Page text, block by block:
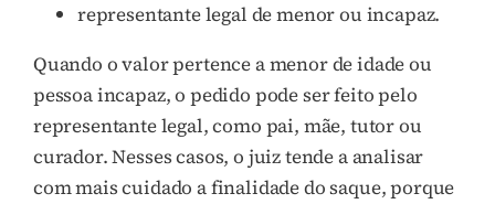
representante legal de menor ou incapaz.
Quando o valor pertence a menor de idade ou
pessoa incapaz, o pedido pode ser feito pelo
representante legal, como pai, mãe, tutor ou
curador. Nesses casos, o juiz tende a analisar
com mais cuidado a finalidade do saque, porque